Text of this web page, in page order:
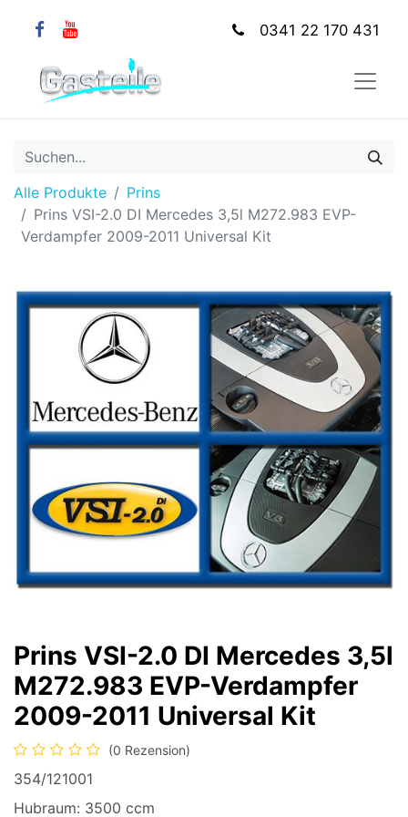
0341 22 170 431
Alle Produkte
Prins
Prins VSI-2.0 DI Mercedes 3,5l M272.983 EVP-
Verdampfer 2009-2011 Universal Kit
Prins VSI-2.0 DI Mercedes 3,5l
M272.983 EVP-Verdampfer
2009-2011 Universal Kit
(0 Rezension)
354/121001
Hubraum: 3500 ccm